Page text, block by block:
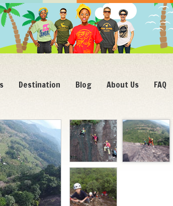
Destination Blog About Us FAQ